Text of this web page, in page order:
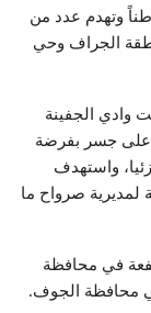
بأمانة العاصمة، كما أصيب 11 مواطناً وتهدم عدد من
الجراف وحي
وادي الجفينة
على جسر بفرضة
واستهدف
لمديرية صرواح ما
في محافظة
محافظة الجوف.